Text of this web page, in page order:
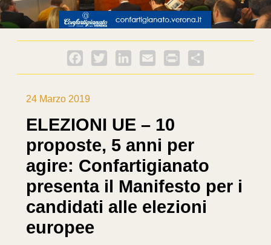
Facebook
Twitter LinkedInEmail PrintFriendly
24 Marzo 2019
ELEZIONI UE – 10
proposte, 5 anni per
agire: Confartigianato
presenta il Manifesto per i
candidati alle elezioni
europee